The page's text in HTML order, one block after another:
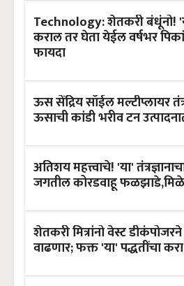
Technology: शेतकरी बंधूंनो!
कराल तर घेता येईल वर्षभर
फायदा
ऊस सेंद्रिय सॉईल मल्टीप्लायर
ऊसाची कांडी भरीव टन
अतिशय महत्त्वाचे! 'या' तंत्रज्ञानाचा वापर केला तर
जगतील कोरडवाहू
शेतकरी मित्रांनो वेस्ट
वाढणार; फक्त 'या' पद्धतींचा